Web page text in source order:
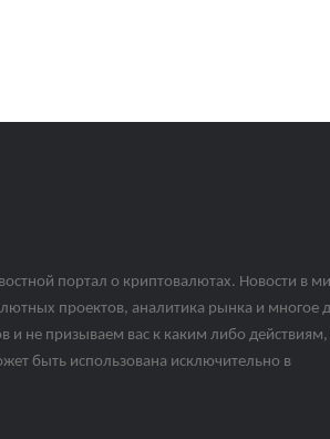
портал о криптовалютах. Новости в
проектов, аналитика рынка и многое
не призываем вас к каким либо действиям,
быть использована исключительно в